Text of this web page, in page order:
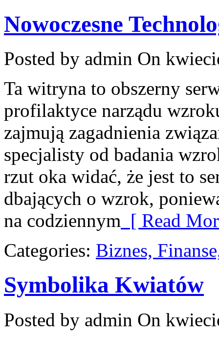
Nowoczesne
Posted by admin On
Ta witryna to obszerny
profilaktyce narządu
zajmują zagadnienia
specjalisty od badania
rzut oka widać, że jest to
dbających o wzrok,
na codziennym [ Read
Categories: Biznes,
Symbolika Kwiatów
Posted by admin On